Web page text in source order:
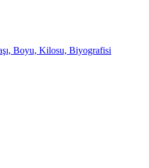
Boyu, Kilosu, Biyografisi